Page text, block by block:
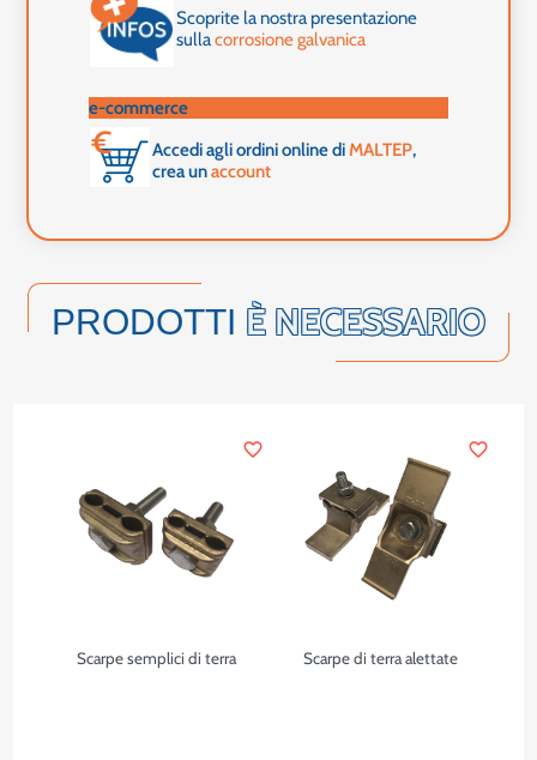
Scoprite la nostra presentazione
sullacorrosione galvanica
e-commerce
Accedi agli ordini online diMALTEP,
crea unaccount
PRODOTTI È NECESSARIO
Scarpe semplici di terra
favorite_border
Scarpe di terra alettate
favorite_border